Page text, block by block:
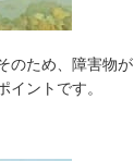
のため、障害物が
ントです。